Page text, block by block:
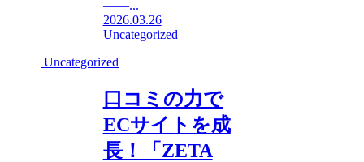
——...
2026.03.26
Uncategorized
Uncategorized
口コミの力で
ECサイトを成
長！「ZETA